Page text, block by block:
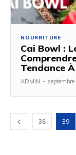
NOURRITURE
Cai Bowl :
Tendance
ADMIN -
38 39